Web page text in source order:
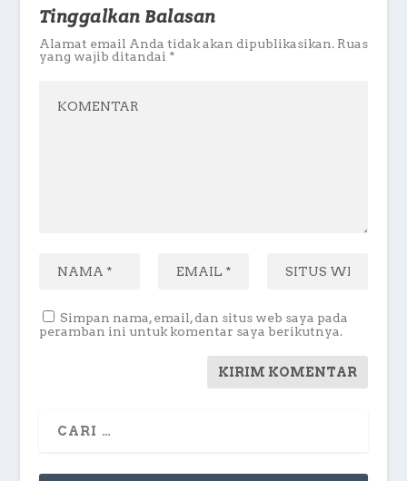
Tinggalkan Balasan
Alamat email Anda tidak akan dipublikasikan. Ruas
yang wajib ditandai *
Simpan nama, email, dan situs web saya pada
peramban ini untuk komentar saya berikutnya.